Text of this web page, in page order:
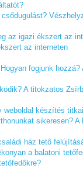
az igazi ékszert az
az interneten
fogjunk hozzá?
A titokzatos
weboldal készítés titkai
sikeresen? A
ház tető
a balatoni